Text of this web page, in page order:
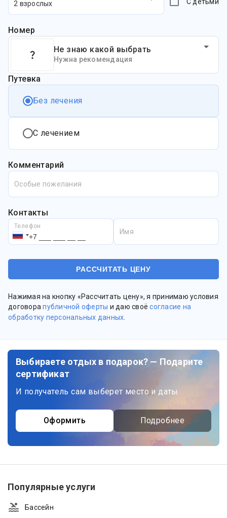
2 взрослых
Номер
Не знаю какой выбрать
Нужна рекомендация
Путевка
Без лечения
С лечением
Комментарий
Особые пожелания
Контакты
Телефон
Имя
Нажимая на кнопку «Рассчитать цену», я принимаю условия
договорапубличной оферты и даю своёсогласие на
обработку персональных данных
Выбираете отдых в подарок? — Подарите
сертификат
И получатель сам выберет место и даты
Оформить Подробнее
Популярные услуги
Бассейн